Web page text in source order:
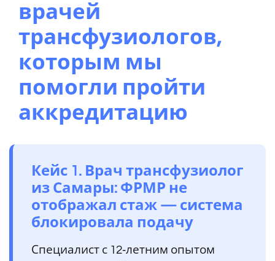
врачей
трансфузиологов,
которым мы
помогли пройти
аккредитацию
Кейс 1. Врач трансфузиолог
из Самары: ФРМР не
отображал стаж — система
блокировала подачу
Специалист с 12‑летним опытом